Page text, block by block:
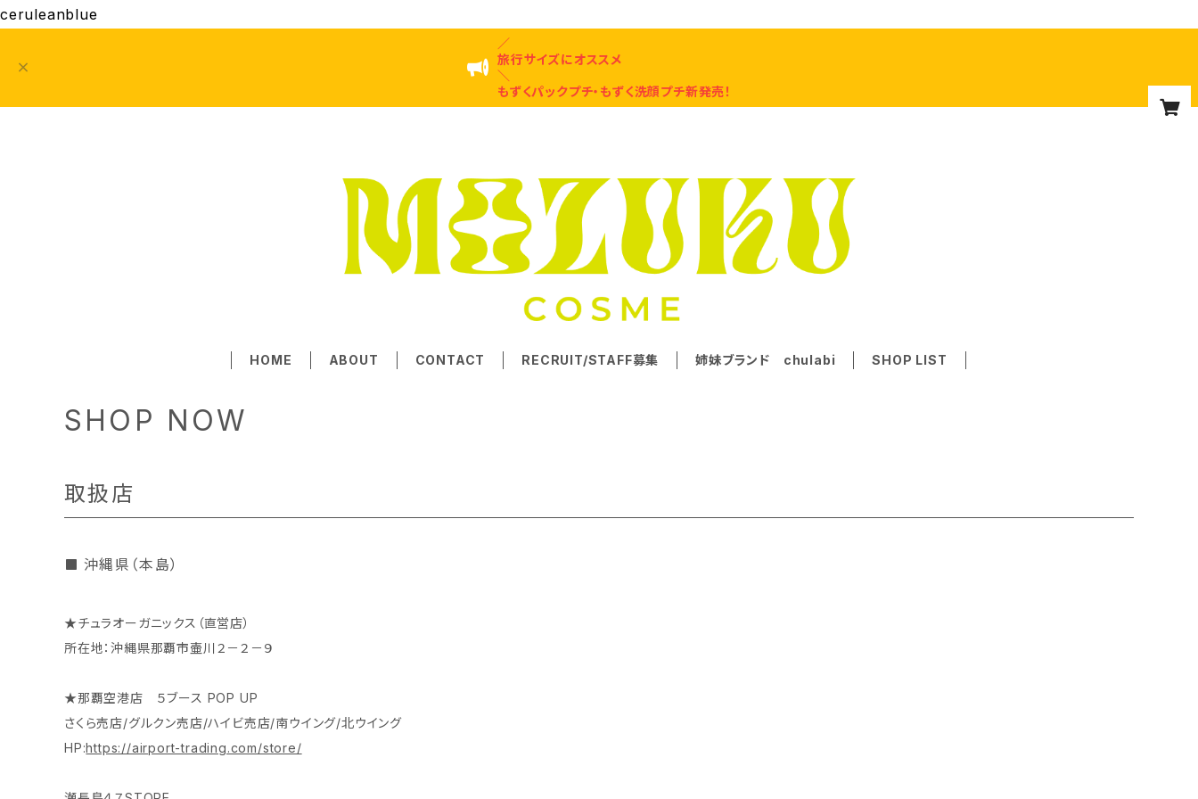
ceruleanblue
／
旅行サイズにオススメ
＼
もずくパックプチ・もずく洗顔プチ新発売！
HOME ABOUT CONTACT RECRUIT/STAFF募集 姉妹ブランド chulabi SHOP LIST
SHOP NOW
取扱店
沖縄県（本島）
★チュラオーガニックス（直営店）
所在地：沖縄県那覇市壷川２－２－９
★那覇空港店 ５ブース POP UP
さくら売店/グルクン売店/ハイビ売店/南ウイング/北ウイング
HP:https://airport-trading.com/store/